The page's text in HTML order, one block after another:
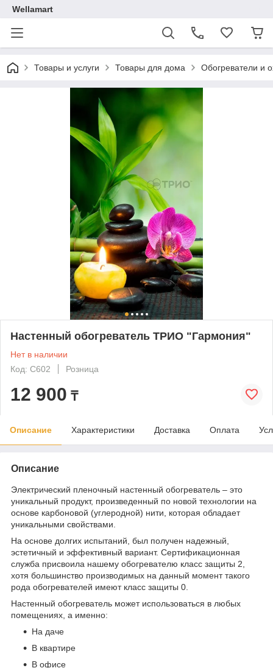
Wellamart
Товары и услуги Товары для дома Обогреватели и
Настенный обогреватель ТРИО "Гармония"
Нет в наличии
Код: C602
Розница
12 900 ₸
Описание Характеристики Доставка Оплата
Описание
Электрический пленочный настенный обогреватель – это
уникальный продукт, произведенный по новой технологии на
основе карбоновой (углеродной) нити, которая обладает
уникальными свойствами.
На основе долгих испытаний, был получен надежный,
эстетичный и эффективный вариант. Сертификационная
служба присвоила нашему обогревателю класс защиты 2,
хотя большинство производимых на данный момент такого
рода обогревателей имеют класс защиты 0.
Настенный обогреватель может использоваться в любых
помещениях, а именно:
На даче
В квартире
В офисе